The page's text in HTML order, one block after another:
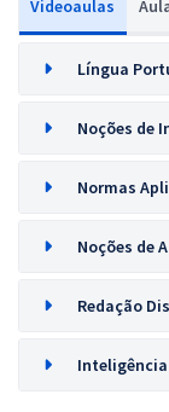
Videoaulas
Língua
Noções de
Normas
Noções de
Redação